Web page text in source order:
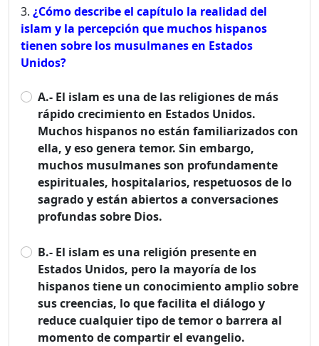
¿Cómo describe el capítulo la realidad del
islam y la percepción que muchos hispanos
tienen sobre los musulmanes en Estados
Unidos?
A.- El islam es una de las religiones de más
rápido crecimiento en Estados Unidos.
Muchos hispanos no están familiarizados con
ella, y eso genera temor. Sin embargo,
muchos musulmanes son profundamente
espirituales, hospitalarios, respetuosos de lo
sagrado y están abiertos a conversaciones
profundas sobre Dios.
B.- El islam es una religión presente en
Estados Unidos, pero la mayoría de los
hispanos tiene un conocimiento amplio sobre
sus creencias, lo que facilita el diálogo y
reduce cualquier tipo de temor o barrera al
momento de compartir el evangelio.